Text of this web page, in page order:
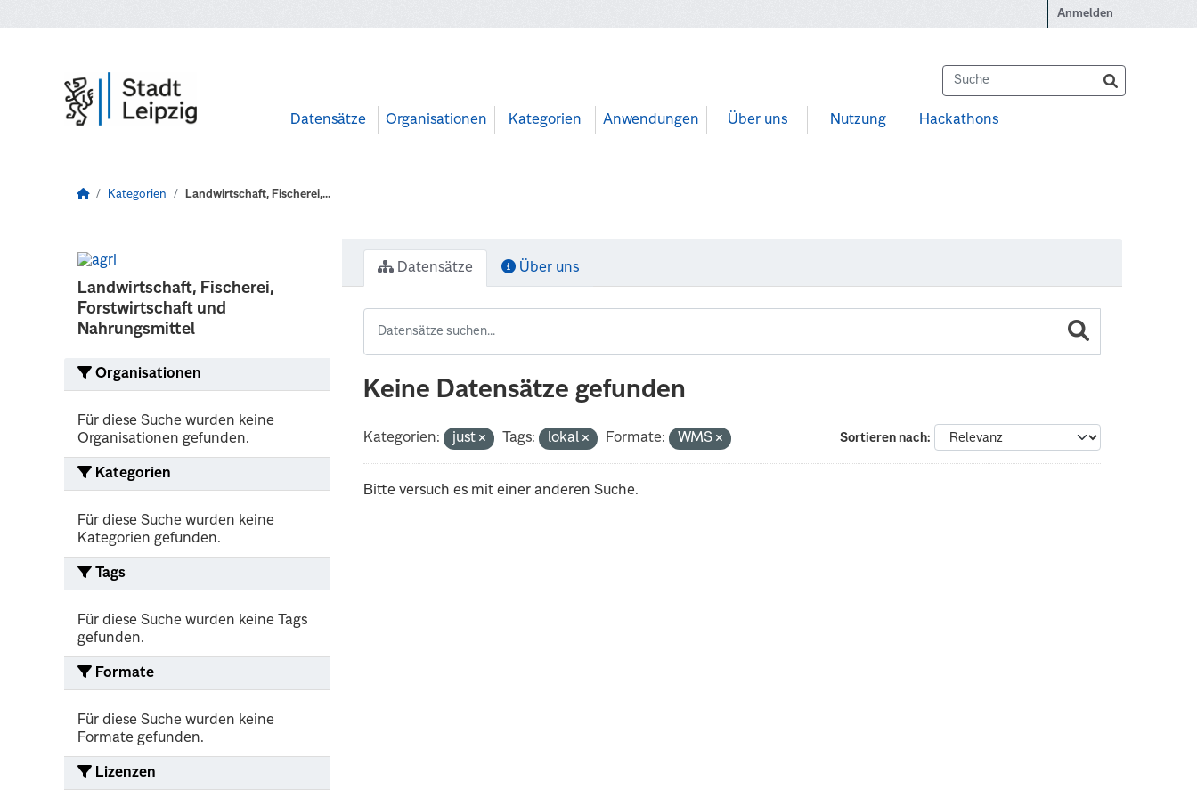
Anmelden
Datensätze Organisationen Kategorien Anwendungen Über uns Nutzung Hackathons
Kategorien Landwirtschaft, Fischerei,...
Landwirtschaft, Fischerei,
Forstwirtschaft und
Nahrungsmittel
Organisationen
Für diese Suche wurden keine
Organisationen gefunden.
Kategorien
Für diese Suche wurden keine
Kategorien gefunden.
Tags
Für diese Suche wurden keine Tags
gefunden.
Formate
Für diese Suche wurden keine
Formate gefunden.
Lizenzen
Datensätze Über uns
Keine Datensätze gefunden
Sortieren nach
Kategorien: just Tags: lokal Formate: WMS
Bitte versuch es mit einer anderen Suche.